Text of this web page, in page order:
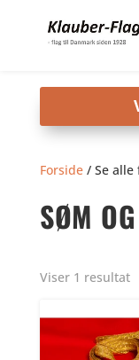
Forside/ Se alle
SØM
Viser 1 resultat